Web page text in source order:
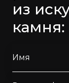
из
камня:
Имя